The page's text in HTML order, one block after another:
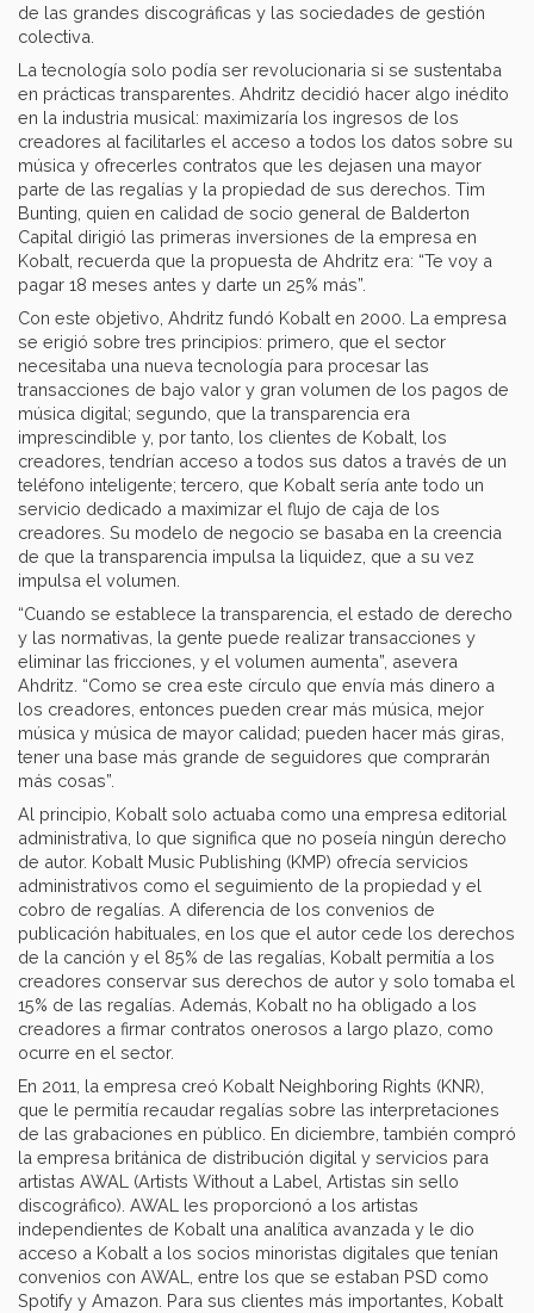
de las grandes discográficas y las sociedades de gestión
colectiva.
La tecnología solo podía ser revolucionaria si se sustentaba
en prácticas transparentes. Ahdritz decidió hacer algo inédito
en la industria musical: maximizaría los ingresos de los
creadores al facilitarles el acceso a todos los datos sobre su
música y ofrecerles contratos que les dejasen una mayor
parte de las regalías y la propiedad de sus derechos. Tim
Bunting, quien en calidad de socio general de Balderton
Capital dirigió las primeras inversiones de la empresa en
Kobalt, recuerda que la propuesta de Ahdritz era: “Te voy a
pagar 18 meses antes y darte un 25% más”.
Con este objetivo, Ahdritz fundó Kobalt en 2000. La empresa
se erigió sobre tres principios: primero, que el sector
necesitaba una nueva tecnología para procesar las
transacciones de bajo valor y gran volumen de los pagos de
música digital; segundo, que la transparencia era
imprescindible y, por tanto, los clientes de Kobalt, los
creadores, tendrían acceso a todos sus datos a través de un
teléfono inteligente; tercero, que Kobalt sería ante todo un
servicio dedicado a maximizar el flujo de caja de los
creadores. Su modelo de negocio se basaba en la creencia
de que la transparencia impulsa la liquidez, que a su vez
impulsa el volumen.
“Cuando se establece la transparencia, el estado de derecho
y las normativas, la gente puede realizar transacciones y
eliminar las fricciones, y el volumen aumenta”, asevera
Ahdritz. “Como se crea este círculo que envía más dinero a
los creadores, entonces pueden crear más música, mejor
música y música de mayor calidad; pueden hacer más giras,
tener una base más grande de seguidores que comprarán
más cosas”.
Al principio, Kobalt solo actuaba como una empresa editorial
administrativa, lo que significa que no poseía ningún derecho
de autor. Kobalt Music Publishing (KMP) ofrecía servicios
administrativos como el seguimiento de la propiedad y el
cobro de regalías. A diferencia de los convenios de
publicación habituales, en los que el autor cede los derechos
de la canción y el 85% de las regalías, Kobalt permitía a los
creadores conservar sus derechos de autor y solo tomaba el
15% de las regalías. Además, Kobalt no ha obligado a los
creadores a firmar contratos onerosos a largo plazo, como
ocurre en el sector.
En 2011, la empresa creó Kobalt Neighboring Rights (KNR),
que le permitía recaudar regalías sobre las interpretaciones
de las grabaciones en público. En diciembre, también compró
la empresa británica de distribución digital y servicios para
artistas AWAL (Artists Without a Label, Artistas sin sello
discográfico). AWAL les proporcionó a los artistas
independientes de Kobalt una analítica avanzada y le dio
acceso a Kobalt a los socios minoristas digitales que tenían
convenios con AWAL, entre los que se estaban PSD como
Spotify y Amazon. Para sus clientes más importantes, Kobalt